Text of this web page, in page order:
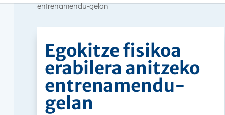
entrenamendu-gelan
Egokitze fisikoa
erabilera anitzeko
entrenamendu-
gelan